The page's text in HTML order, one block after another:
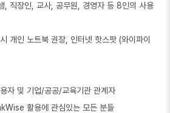
직장인, 교사, 공무원, 경영자 등 8인의 사용
개인 노트북 권장, 인터넷 핫스팟 (와이파이
자 및 기업/공공/교육기관 관계자
활용에 관심있는 모든 분들